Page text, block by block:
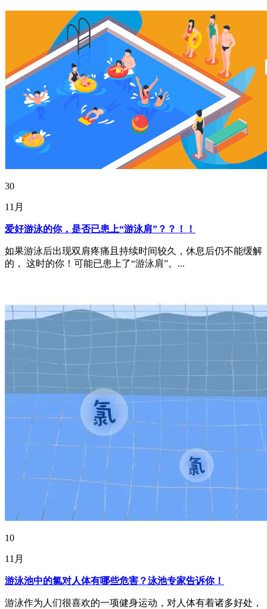
30
11月
爱好游泳的你，是否已患上“游泳肩”？？！！
如果游泳后出现双肩疼痛且持续时间较久，休息后仍不能缓解
的， 这时的你！可能已患上了“游泳肩”。...
10
11月
游泳池中的氯对人体有哪些危害？泳池专家告诉你！
游泳作为人们很喜欢的一项健身运动，对人体有着诸多好处，